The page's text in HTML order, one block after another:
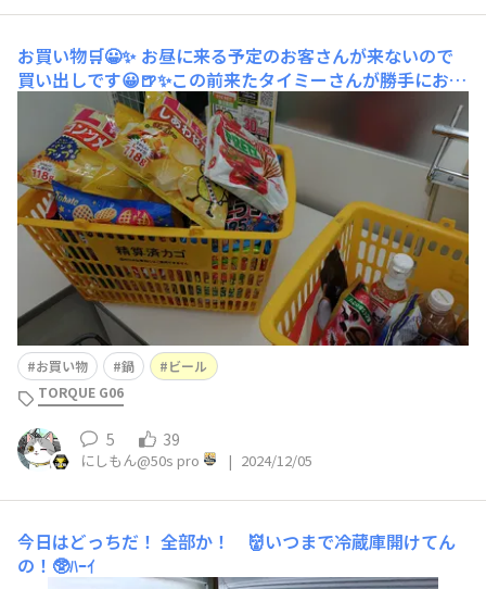
お買い物🛒😀✨ お昼に来る予定のお客さんが来ないので
買い出しです😀🍺✨この前来たタイミーさんが勝手にお菓
子をガツガツ食べる方で驚きました💧それは泥棒と言
う、、世の中色んな方が居ますね🥲本日の鍋スープ😀🍺✨
そろそろラーメン系のスープはネタが尽きそうです😱💦
ここに豚、シメジ、白菜、ウインナー、ラ王の鍋麺を入れ
れば完璧に
お買い物 鍋
ビール
TORQUE G06
5 39
にしもん@50s pro | 2024/12/05
今日はどっちだ！ 全部か！ 👹いつまで冷蔵庫開けてん
の！🥸ﾊｰｲ